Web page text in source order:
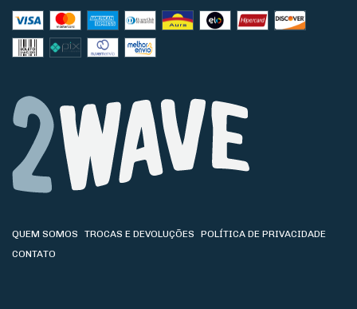
QUEM SOMOS TROCAS E DEVOLUÇÕES
POLÍTICA DE PRIVACIDADE
CONTATO